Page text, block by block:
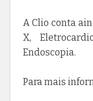
A Clio conta
X,
Endoscopia.
Para mais